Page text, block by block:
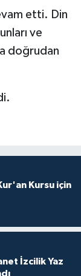
etti. Din
ve
doğrudan
Kursu için
İzcilik Yaz